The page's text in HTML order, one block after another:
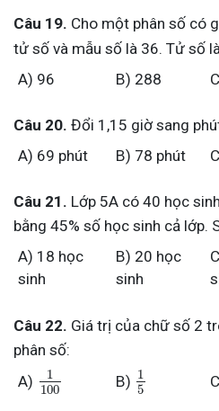
Câu 19. Cho một phân số có
tử số và mẫu số là 36. Tử số
A) 96
B) 288
Câu 20. Đổi 1,15 giờ sang
A) 69 phút
B) 78 phút
Câu 21. Lớp 5A có 40 học
bằng 45% số học sinh cả lớp.
A) 18 học
sinh
B) 20 học
sinh
Câu 22. Giá trị của chữ số 2
phân số:
A)
1
100
B) 1
5